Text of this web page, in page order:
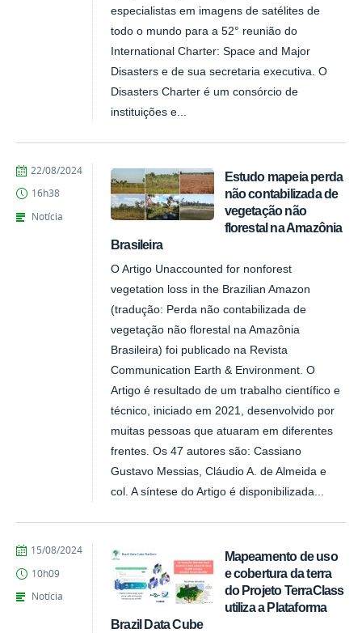
especialistas em imagens de satélites de
todo o mundo para a 52° reunião do
International Charter: Space and Major
Disasters e de sua secretaria executiva. O
Disasters Charter é um consórcio de
instituições e...
Estudo mapeia perda
não contabilizada de
vegetação não
florestal na Amazônia
Brasileira
O Artigo Unaccounted for nonforest
vegetation loss in the Brazilian Amazon
(tradução: Perda não contabilizada de
vegetação não florestal na Amazônia
Brasileira) foi publicado na Revista
Communication Earth & Environment. O
Artigo é resultado de um trabalho científico e
técnico, iniciado em 2021, desenvolvido por
muitas pessoas que atuaram em diferentes
frentes. Os 47 autores são: Cassiano
Gustavo Messias, Cláudio A. de Almeida e
col. A síntese do Artigo é disponibilizada...
publicado
22/08/2024
16h38
Notícia
Mapeamento de uso
e cobertura da terra
do Projeto TerraClass
utiliza a Plataforma
Brazil Data Cube
publicado
15/08/2024
10h09
Notícia